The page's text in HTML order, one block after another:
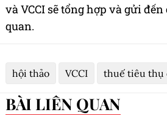
và VCCI sẽ tổng hợp và gửi
quan.
hội thảo VCCI thuế tiêu thụ
BÀI LIÊN QUAN